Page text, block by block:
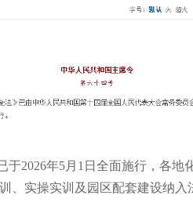
于2026年5月1日全面施行，各地
、实操实训及园区配套建设纳入